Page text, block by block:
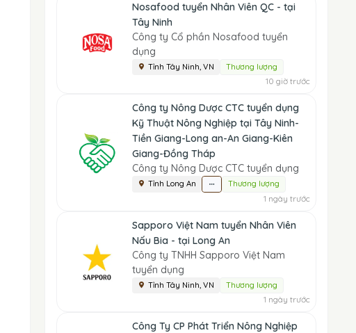
Nosafood tuyển Nhân Viên QC - tại
Tây Ninh
Công ty Cổ phần Nosafood tuyển
dụng
Tỉnh Tây Ninh, VN Thương lượng
10 giờ trước
Công ty Nông Dược CTC tuyển dụng
Kỹ Thuật Nông Nghiệp tại Tây Ninh-
Tiền Giang-Long an-An Giang-Kiên
Giang-Đồng Tháp
Công ty Nông Dược CTC tuyển dụng
Tỉnh Long An Thương lượng
1 ngày trước
Sapporo Việt Nam tuyển Nhân Viên
Nấu Bia - tại Long An
Công ty TNHH Sapporo Việt Nam
tuyển dụng
Tỉnh Tây Ninh, VN Thương lượng
1 ngày trước
Công Ty CP Phát Triển Nông Nghiệp